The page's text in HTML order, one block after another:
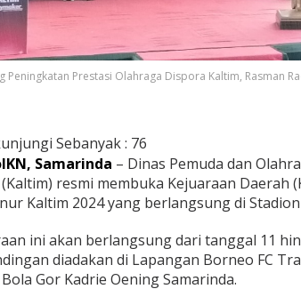
Peningkatan Prestasi Olahraga Dispora Kaltim, Rasman
Sebanyak : 76
Samarinda – Dinas Pemuda dan
resmi membuka Kejuaraan Daerah
Kaltim 2024 yang berlangsung di
ini akan berlangsung dari tanggal 11
diadakan di Lapangan Borneo FC
Gor Kadrie Oening Samarinda.